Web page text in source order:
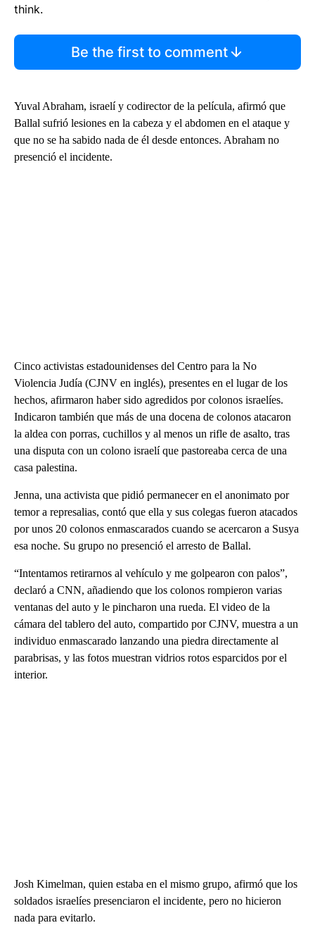
think.
Be the first to comment
Yuval Abraham, israelí y codirector de la película, afirmó que
Ballal sufrió lesiones en la cabeza y el abdomen en el ataque y
que no se ha sabido nada de él desde entonces. Abraham no
presenció el incidente.
Cinco activistas estadounidenses del Centro para la No
Violencia Judía (CJNV en inglés), presentes en el lugar de los
hechos, afirmaron haber sido agredidos por colonos israelíes.
Indicaron también que más de una docena de colonos atacaron
la aldea con porras, cuchillos y al menos un rifle de asalto, tras
una disputa con un colono israelí que pastoreaba cerca de una
casa palestina.
Jenna, una activista que pidió permanecer en el anonimato por
temor a represalias, contó que ella y sus colegas fueron atacados
por unos 20 colonos enmascarados cuando se acercaron a Susya
esa noche. Su grupo no presenció el arresto de Ballal.
“Intentamos retirarnos al vehículo y me golpearon con palos”,
declaró a CNN, añadiendo que los colonos rompieron varias
ventanas del auto y le pincharon una rueda. El video de la
cámara del tablero del auto, compartido por CJNV, muestra a un
individuo enmascarado lanzando una piedra directamente al
parabrisas, y las fotos muestran vidrios rotos esparcidos por el
interior.
Josh Kimelman, quien estaba en el mismo grupo, afirmó que los
soldados israelíes presenciaron el incidente, pero no hicieron
nada para evitarlo.